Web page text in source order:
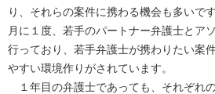
り、それらの案件に携わる機会も多いで
月に１度、若手のパートナー弁護士とア
行っており、若手弁護士が携わりたい案
やすい環境作りがされています。
１年目の弁護士であっても、それぞれ